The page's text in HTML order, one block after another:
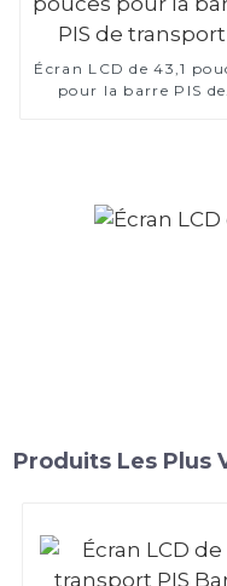
Écran LCD de 43,1
pour la barre PIS de
Produits Les Plus